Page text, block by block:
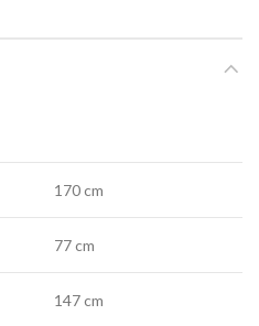
170 cm
77 cm
147 cm